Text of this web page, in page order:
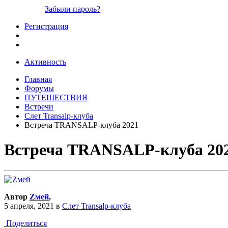
Забыли пароль?
Регистрация
Активность
Главная
Форумы
ПУТЕШЕСТВИЯ
Встречи
Слет Transalp-клуба
Встреча TRANSALP-клуба 2021
Встреча TRANSALP-клуба
Автор Zмей,
5 апреля, 2021 в Слет Transalp-клуба
Поделиться